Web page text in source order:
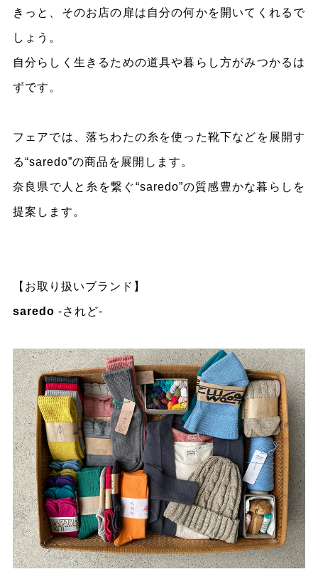
きっと、そのお店の扉は自分の何かを開いてくれるで
しょう。
自分らしく生きるための道具や暮らし方がみつかるは
ずです。
フェアでは、落ちわたの糸を使った靴下などを展開す
る“saredo”の商品を展開します。
奈良県で人と糸を繋ぐ“saredo”の質感豊かな暮らしを
提案します。
【お取り扱いブランド】
saredo -されど-